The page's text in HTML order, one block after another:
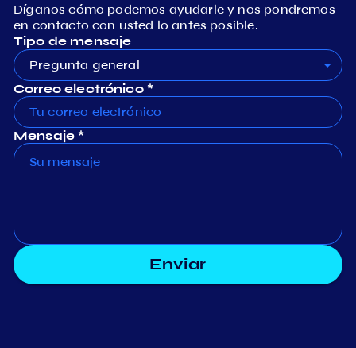
Díganos cómo podemos ayudarle y nos pondremos
en contacto con usted lo antes posible.
Tipo de mensaje
Pregunta general
Correo electrónico *
Mensaje *
Enviar